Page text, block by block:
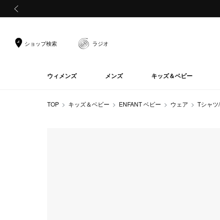
ショップ検索 ラジオ
ウィメンズ メンズ キッズ＆ベビー
TOP キッズ＆ベビー ENFANT ベビー ウェア Tシャ